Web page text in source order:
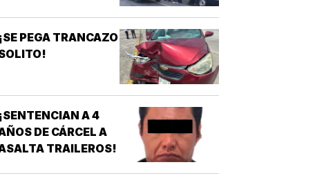
¡SE PEGA TRANCAZO
¡SENTENCIAN A 4
DE CÁRCEL A
TRAILEROS!